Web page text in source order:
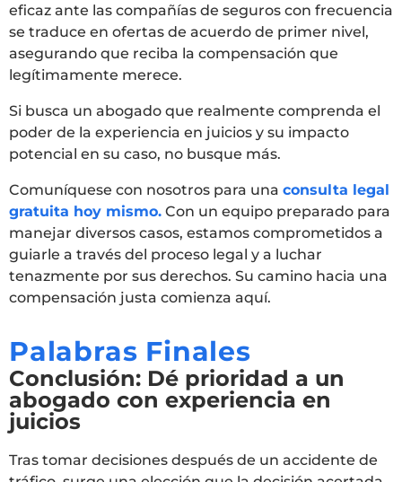
eficaz ante las compañías de seguros con frecuencia
se traduce en ofertas de acuerdo de primer nivel,
asegurando que reciba la compensación que
legítimamente merece.
Si busca un abogado que realmente comprenda el
poder de la experiencia en juicios y su impacto
potencial en su caso, no busque más.
Comuníquese con nosotros para una consulta legal
gratuita hoy mismo. Con un equipo preparado para
manejar diversos casos, estamos comprometidos a
guiarle a través del proceso legal y a luchar
tenazmente por sus derechos. Su camino hacia una
compensación justa comienza aquí.
Palabras Finales
Conclusión: Dé prioridad a un
abogado con experiencia en
juicios
Tras tomar decisiones después de un accidente de